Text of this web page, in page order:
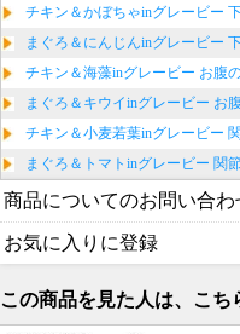
チキン＆かぼちゃinグレービー
まぐろ＆にんじんinグレービー
チキン＆海藻inグレービー お腹
まぐろ＆キウイinグレービー お
チキン＆小麦若葉inグレービー
まぐろ＆トマトinグレービー 関
商品についてのお問い合わ
お気に入りに登録
この商品を見た人は、こち